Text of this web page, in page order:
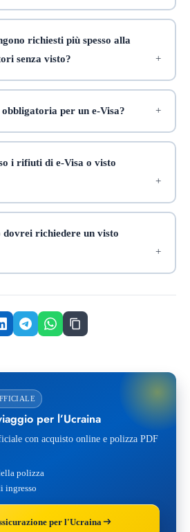
richiesti più spesso alla
senza visto?
per un e‑Visa?
i rifiuti di e‑Visa o visto
richiedere un visto
per l’Ucraina
con acquisto online e polizza PDF
polizza
ingresso
per l'Ucraina